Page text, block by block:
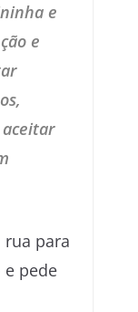
e
e
para
pede